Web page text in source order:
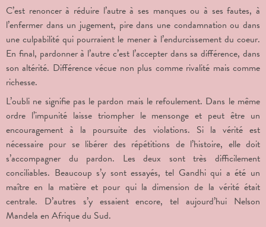
C’est renoncer à réduire l’autre à ses manques ou à ses fautes, à
l’enfermer dans un jugement, pire dans une condamnation ou dans
une culpabilité qui pourraient le mener à l’endurcissement du coeur.
En final, pardonner à l’autre c’est l’accepter dans sa différence, dans
son altérité. Différence vécue non plus comme rivalité mais comme
richesse.
L’oubli ne signifie pas le pardon mais le refoulement. Dans le même
ordre l’impunité laisse triompher le mensonge et peut être un
encouragement à la poursuite des violations. Si la vérité est
nécessaire pour se libérer des répétitions de l’histoire, elle doit
s’accompagner du pardon. Les deux sont très difficilement
conciliables. Beaucoup s’y sont essayés, tel Gandhi qui a été un
maître en la matière et pour qui la dimension de la vérité était
centrale. D’autres s’y essaient encore, tel aujourd’hui Nelson
Mandela en Afrique du Sud.